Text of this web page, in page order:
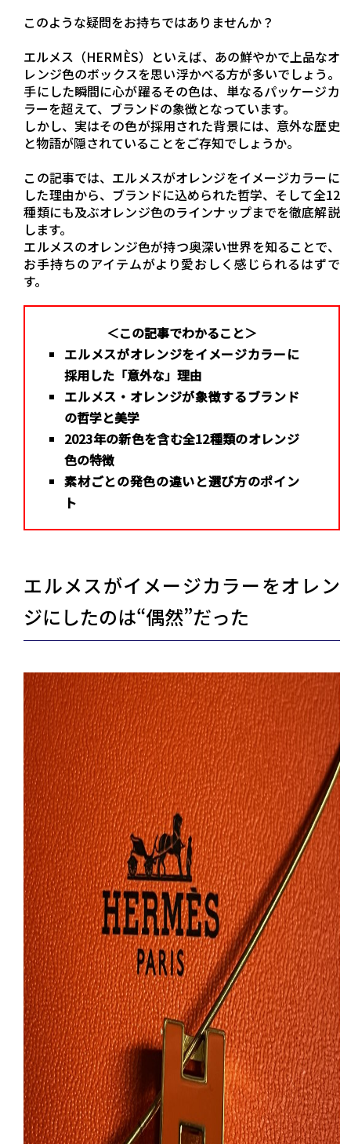
このような疑問をお持ちではありませんか？
エルメス（HERMÈS）といえば、あの鮮やかで上品なオ
レンジ色のボックスを思い浮かべる方が多いでしょう。
手にした瞬間に心が躍るその色は、単なるパッケージカ
ラーを超えて、ブランドの象徴となっています。
しかし、実はその色が採用された背景には、意外な歴史
と物語が隠されていることをご存知でしょうか。
この記事では、エルメスがオレンジをイメージカラーに
した理由から、ブランドに込められた哲学、そして全12
種類にも及ぶオレンジ色のラインナップまでを徹底解説
します。
エルメスのオレンジ色が持つ奥深い世界を知ることで、
お手持ちのアイテムがより愛おしく感じられるはずで
す。
＜この記事でわかること＞
エルメスがオレンジをイメージカラーに
採用した「意外な」理由
エルメス・オレンジが象徴するブランド
の哲学と美学
2023年の新色を含む全12種類のオレンジ
色の特徴
素材ごとの発色の違いと選び方のポイン
ト
エルメスがイメージカラーをオレン
ジにしたのは“偶然”だった